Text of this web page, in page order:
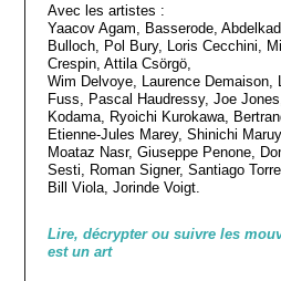
Avec les artistes :
Yaacov Agam, Basserode,
Bulloch, Pol Bury, Loris Cecchini,
Crespin, Attila Csörgö,
Wim Delvoye, Laurence
Fuss, Pascal Haudressy, Joe
Kodama, Ryoichi Kurokawa,
Etienne-Jules Marey, Shinichi
Moataz Nasr, Giuseppe Penone,
Sesti, Roman Signer, Santiago
Bill Viola, Jorinde Voigt.
Lire, décrypter ou suivre les
est un art